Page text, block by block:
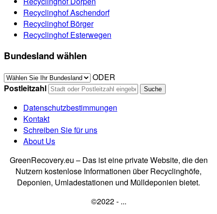
Recyclinghof Aschendorf
Recyclinghof Börger
Recyclinghof Esterwegen
Bundesland wählen
ODER
Postleitzahl
Datenschutzbestimmungen
Kontakt
Schreiben Sie für uns
About Us
GreenRecovery.eu – Das ist eine private Website, die den
Nutzern kostenlose Informationen über Recyclinghöfe,
Deponien, Umladestationen und Mülldeponien bietet.
©2022 - ...